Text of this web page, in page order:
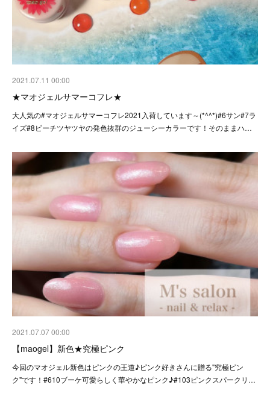
2021.07.11 00:00
★マオジェルサマーコフレ★
大人気の#マオジェルサマーコフレ2021入荷しています～(*^^*)#6サン#7ラ
イズ#8ビーチツヤツヤの発色抜群のジューシーカラーです！そのままハ…
2021.07.07 00:00
【maogel】新色★究極ピンク
今回のマオジェル新色はピンクの王道♪ピンク好きさんに贈る"究極ピン
ク"です！#610ブーケ可愛らしく華やかなピンク♪#103ピンクスパークリ…